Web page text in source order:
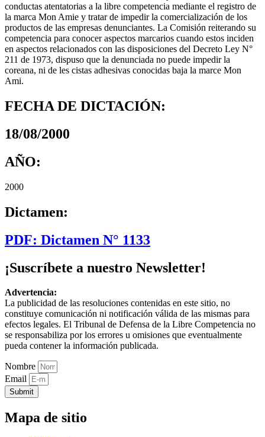
conductas atentatorias a la libre competencia mediante el registro de
la marca Mon Amie y tratar de impedir la comercialización de los
productos de las empresas denunciantes. La Comisión reiterando su
competencia para conocer aspectos marcarios cuando estos inciden
en aspectos relacionados con las disposiciones del Decreto Ley N°
211 de 1973, dispuso que la denunciada no puede impedir la
coreana, ni de les cistas adhesivas conocidas baja la marce Mon
Ami.
FECHA DE DICTACIÓN:
18/08/2000
AÑO:
2000
Dictamen:
PDF: Dictamen N° 1133
¡Suscríbete a nuestro Newsletter!
Advertencia:
La publicidad de las resoluciones contenidas en este sitio, no
constituye comunicación ni notificación válida de las mismas para
efectos legales. El Tribunal de Defensa de la Libre Competencia no
se responsabiliza por los errores u omisiones que eventualmente
pueda contener la información publicada.
Nombre
Email
Submit
Mapa de sitio